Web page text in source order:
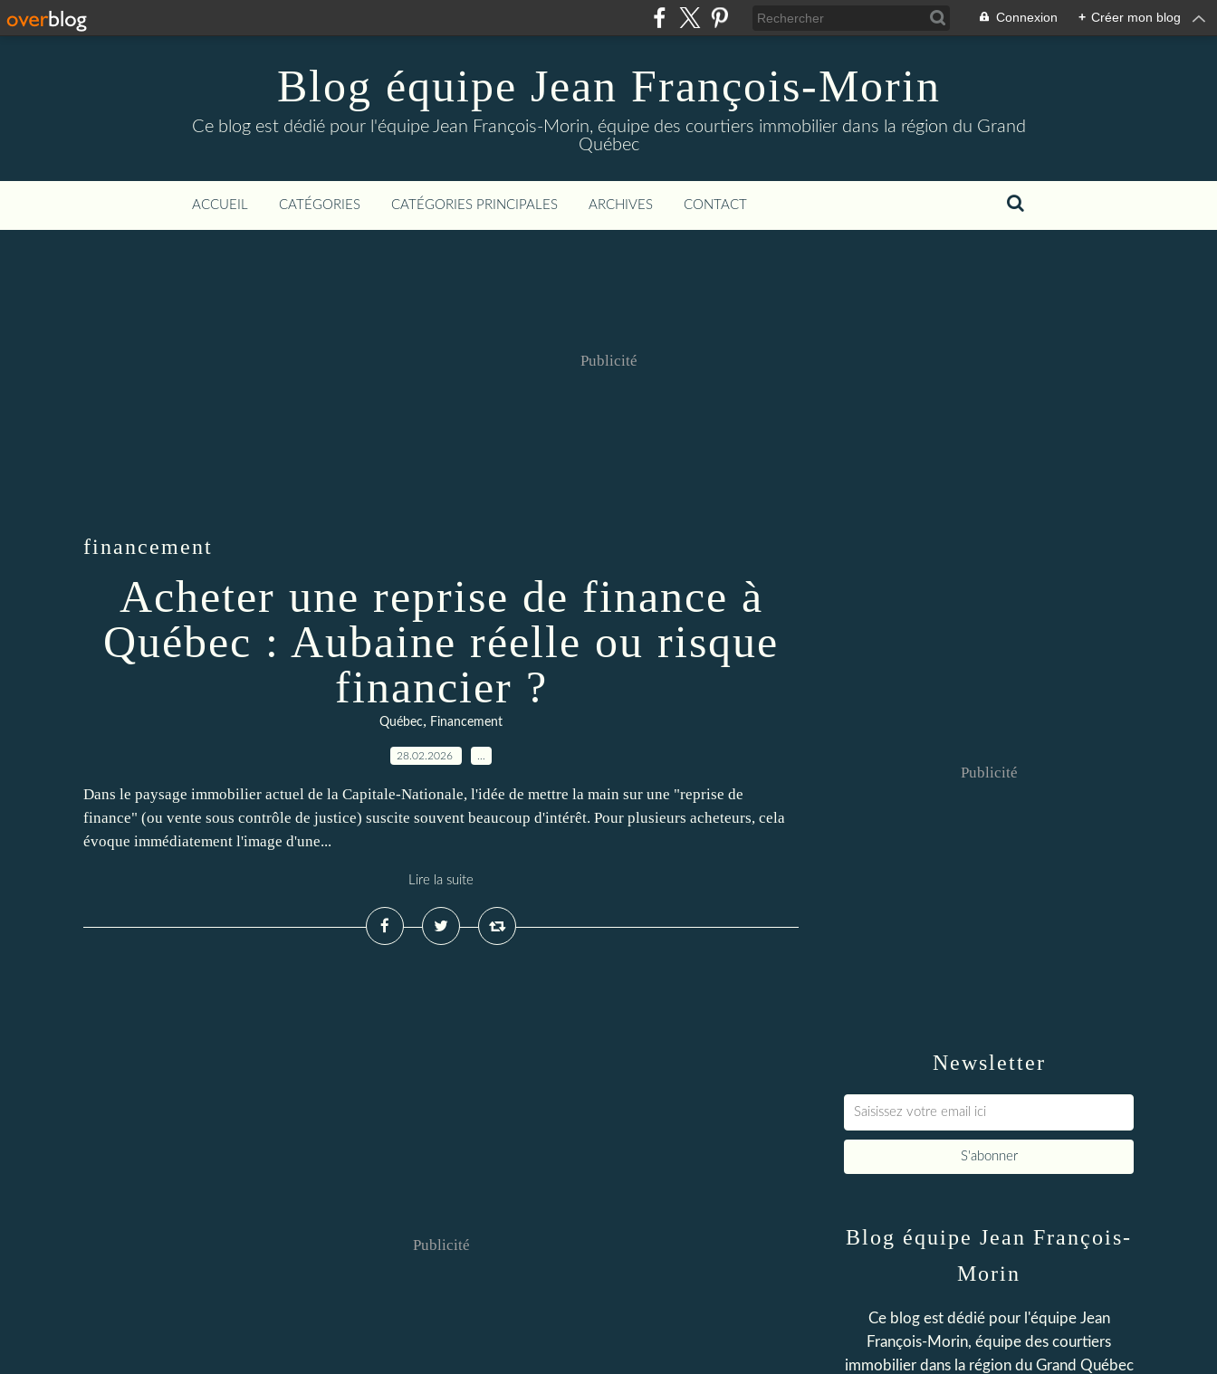
Connexion + Créer mon blog
Blog équipe Jean François-Morin
Ce blog est dédié pour l'équipe Jean François-Morin, équipe des courtiers immobilier dans la région du Grand
Québec
ACCUEIL CATÉGORIES CATÉGORIES PRINCIPALES ARCHIVES CONTACT
Publicité
financement
Acheter une reprise de finance à
Québec : Aubaine réelle ou risque
financier ?
Québec, Financement
28.02.2026
Dans le paysage immobilier actuel de la Capitale-Nationale, l'idée de mettre la main sur une "reprise de
finance" (ou vente sous contrôle de justice) suscite souvent beaucoup d'intérêt. Pour plusieurs acheteurs, cela
évoque immédiatement l'image d'une...
Lire la suite
Publicité
Newsletter
Publicité
Blog équipe Jean François-
Morin
Ce blog est dédié pour l'équipe Jean
François-Morin, équipe des courtiers
immobilier dans la région du Grand Québec